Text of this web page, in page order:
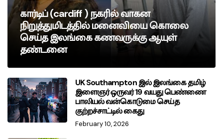
கார்டிப் (cardiff ) நகரில் வாகன
நிறுத்துமிடத்தில் மனைவியை கொலை
செய்த இலங்கை கணவருக்கு ஆயுள்
தண்டனை
UK Southampton இல் இலங்கை தமிழ்
இளைஞர் ஒருவர் 19 வயது பெண்ணை
பாலியல் வன்கொடுமை செய்த
குற்றச்சாட்டில் கைது
February 10, 2026